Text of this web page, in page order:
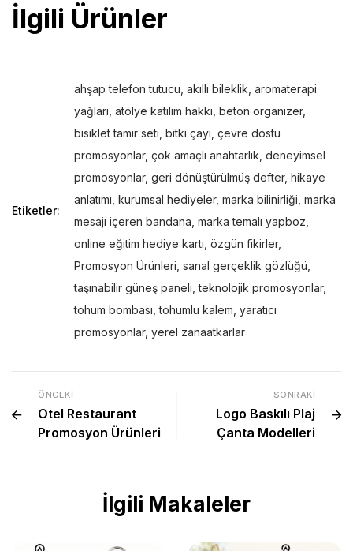
İlgili Ürünler
Etiketler:
ahşap telefon tutucu akıllı bileklik aromaterapi
yağları atölye katılım hakkı beton organizer,
bisiklet tamir seti bitki çayı çevre dostu
promosyonlar, çok amaçlı anahtarlık deneyimsel
promosyonlar, geri dönüştürülmüş defter, hikaye
anlatımı kurumsal hediyeler, marka bilinirliği marka
mesajı içeren bandana marka temalı yapboz
online eğitim hediye kartı özgün fikirler,
Promosyon Ürünleri sanal gerçeklik gözlüğü
taşınabilir güneş paneli ,teknolojik promosyonlar,
tohum bombası ,tohumlu kalem yaratıcı
promosyonlar, yerel zanaatkarlar
ÖNCEKI
Otel Restaurant
Promosyon Ürünleri
SONRAKI
Logo Baskılı Plaj
Çanta Modelleri
İlgili Makaleler